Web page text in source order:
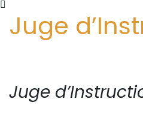
Juge
Juge